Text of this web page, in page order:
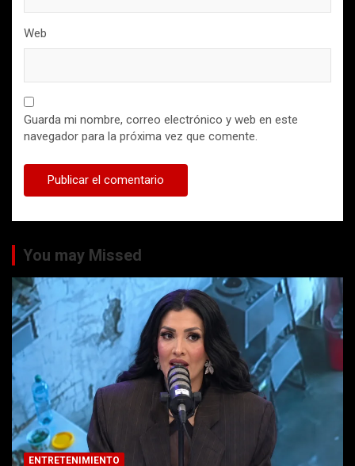
Web
Guarda mi nombre, correo electrónico y web en este
navegador para la próxima vez que comente.
You may Missed
ENTRETENIMIENTO